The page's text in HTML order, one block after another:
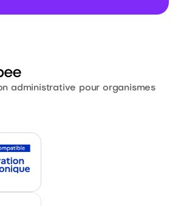
administrative pour organismes